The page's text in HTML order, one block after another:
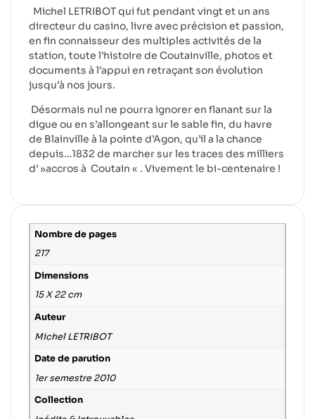
Michel LETRIBOT qui fut pendant vingt et un ans
directeur du casino, livre avec précision et passion,
en fin connaisseur des multiples activités de la
station, toute l’histoire de Coutainville, photos et
documents à l’appui en retraçant son évolution
jusqu’à nos jours.
Désormais nul ne pourra ignorer en flanant sur la
digue ou en s’allongeant sur le sable fin, du havre
de Blainville à la pointe d’Agon, qu’il a la chance
depuis…1832 de marcher sur les traces des milliers
d’ »accros à Coutain « . Vivement le bi-centenaire !
Nombre de pages
217
Dimensions
15 X 22 cm
Auteur
Michel LETRIBOT
Date de parution
1er semestre 2010
Collection